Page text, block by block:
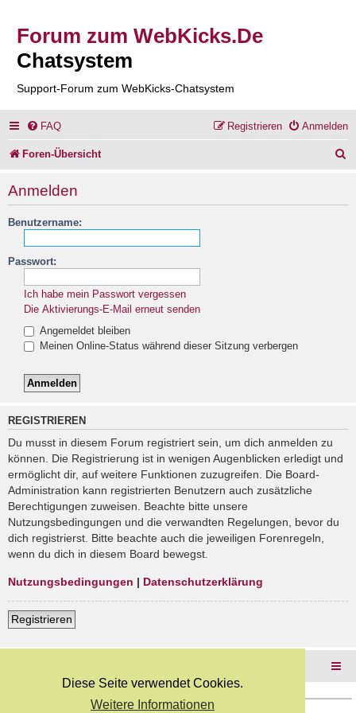
Diese Seite verwendet Cookies.
Weitere Informationen
Forum zum WebKicks.De
Chatsystem
Support-Forum zum WebKicks-Chatsystem
FAQ Anmelden
Registrieren
Foren-Übersicht
Anmelden
Benutzername:
Passwort:
Ich habe mein Passwort vergessen
Die Aktivierungs-E-Mail erneut senden
Angemeldet bleiben
Meinen Online-Status während dieser Sitzung verbergen
REGISTRIEREN
Du musst in diesem Forum registriert sein, um dich anmelden zu
können. Die Registrierung ist in wenigen Augenblicken erledigt und
ermöglicht dir, auf weitere Funktionen zuzugreifen. Die Board-
Administration kann registrierten Benutzern auch zusätzliche
Berechtigungen zuweisen. Beachte bitte unsere
Nutzungsbedingungen und die verwandten Regelungen, bevor du
dich registrierst. Bitte beachte auch die jeweiligen Forenregeln,
wenn du dich in diesem Board bewegst.
Nutzungsbedingungen | Datenschutzerklärung
Registrieren